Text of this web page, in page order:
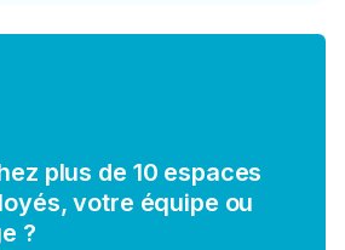
plus de 10 espaces
votre équipe ou
?